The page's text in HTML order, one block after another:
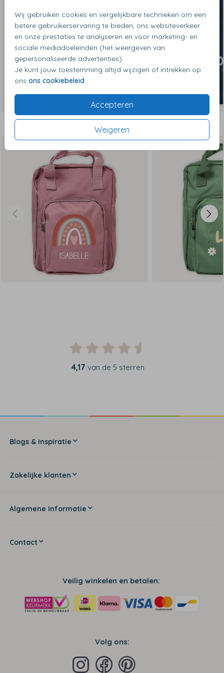
Wij gebruiken cookies en vergelijkbare technieken om een
betere gebruikerservaring te bieden, ons websiteverkeer
en onze prestaties te analyseren en voor marketing- en
sociale mediadoeleinden (het weergeven van
gepersonaliseerde advertenties).
Je kunt jouw toestemming altijd wijzigen of intrekken op
ons ons cookiebeleid
Accepteren
Weigeren
Dit vind je misschien ook leuk
4,17 van de 5 sterren
Blogs & Inspiratie
Zakelijke klanten
Algemene Informatie
Contact
Veilig winkelen en betalen:
Volg ons: